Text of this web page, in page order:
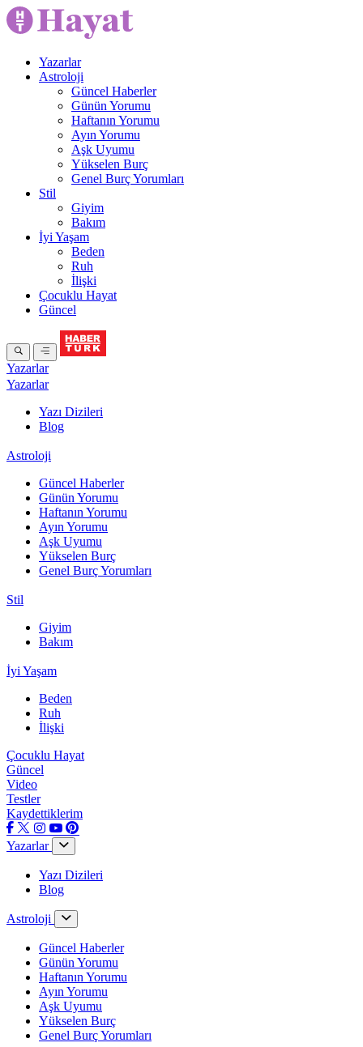
Yazarlar
Astroloji
Güncel Haberler
Günün Yorumu
Haftanın Yorumu
Ayın Yorumu
Aşk Uyumu
Yükselen Burç
Genel Burç Yorumları
Stil
Giyim
Bakım
İyi Yaşam
Beden
Ruh
İlişki
Çocuklu Hayat
Güncel
Yazarlar
Yazarlar
Yazı Dizileri
Blog
Astroloji
Güncel Haberler
Günün Yorumu
Haftanın Yorumu
Ayın Yorumu
Aşk Uyumu
Yükselen Burç
Genel Burç Yorumları
Stil
Giyim
Bakım
İyi Yaşam
Beden
Ruh
İlişki
Çocuklu Hayat
Güncel
Video
Testler
Kaydettiklerim
Yazarlar
Yazı Dizileri
Blog
Astroloji
Güncel Haberler
Günün Yorumu
Haftanın Yorumu
Ayın Yorumu
Aşk Uyumu
Yükselen Burç
Genel Burç Yorumları